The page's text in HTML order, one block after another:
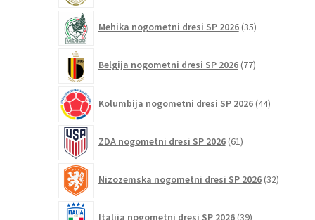
Mehika nogometni dresi SP 2026 35izdelkov
Belgija nogometni dresi SP 2026 77izdelkov
Kolumbija nogometni dresi SP 2026 44izdelkov
ZDA nogometni dresi SP 2026 61izdelkov
Nizozemska nogometni dresi SP 2026 32izdelkov
Italija nogometni dresi SP 2026 39